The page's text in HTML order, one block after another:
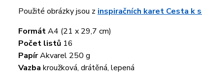
Použité obrázky jsou z inspiračních karet Cesta k
FormátA4 (21 x 29,7 cm)
Počet listů 16
PapírAkvarel 250 g
Vazba kroužková, drátěná, lepená